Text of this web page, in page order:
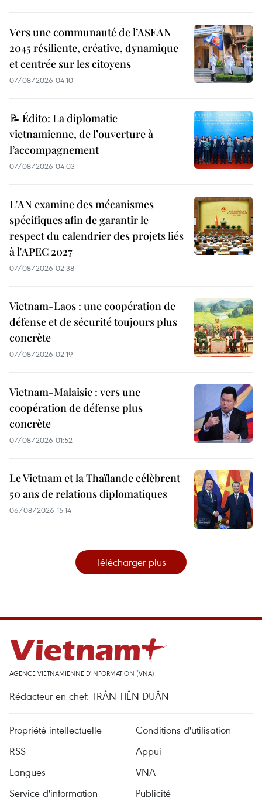
Vers une communauté de l’ASEAN
2045 résiliente, créative, dynamique
et centrée sur les citoyens
07/08/2026 04:10
📝 Édito: La diplomatie
vietnamienne, de l’ouverture à
l’accompagnement
07/08/2026 04:03
L'AN examine des mécanismes
spécifiques afin de garantir le
respect du calendrier des projets liés
à l'APEC 2027
07/08/2026 02:38
Vietnam-Laos : une coopération de
défense et de sécurité toujours plus
concrète
07/08/2026 02:19
Vietnam-Malaisie : vers une
coopération de défense plus
concrète
07/08/2026 01:52
Le Vietnam et la Thaïlande célèbrent
50 ans de relations diplomatiques
06/08/2026 15:14
Télécharger plus
AGENCE VIETNAMIENNE D'INFORMATION (VNA)
Rédacteur en chef: TRÂN TIÊN DUÂN
Propriété intellectuelle
Conditions d'utilisation
RSS
Appui
Langues
VNA
Service d'information
Publicité